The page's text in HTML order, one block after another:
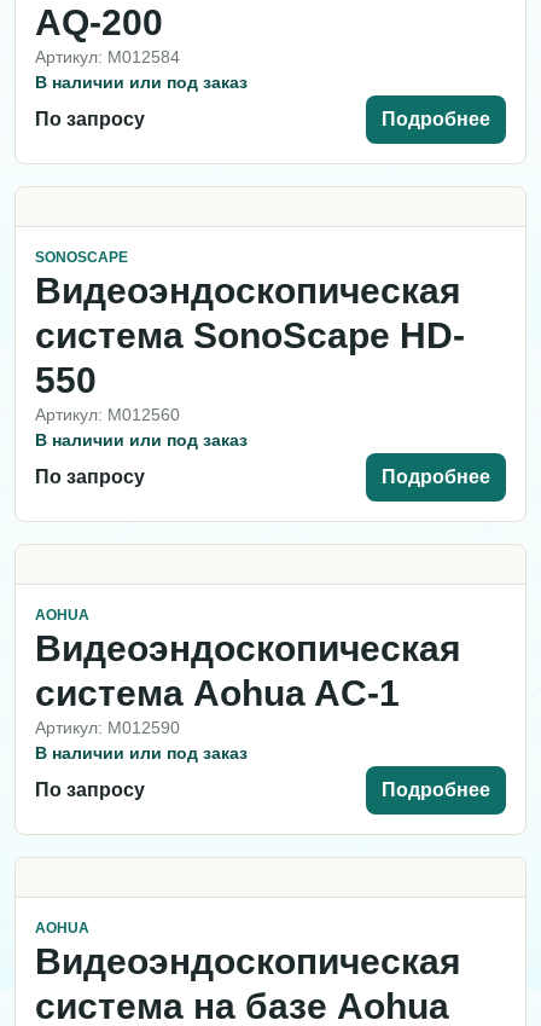
AQ-200
Артикул: M012584
В наличии или под заказ
По запросу Подробнее
SONOSCAPE
Видеоэндоскопическая
система SonoScape HD-
550
Артикул: M012560
В наличии или под заказ
По запросу Подробнее
AOHUA
Видеоэндоскопическая
система Aohua AC-1
Артикул: M012590
В наличии или под заказ
По запросу Подробнее
AOHUA
Видеоэндоскопическая
система на базе Aohua